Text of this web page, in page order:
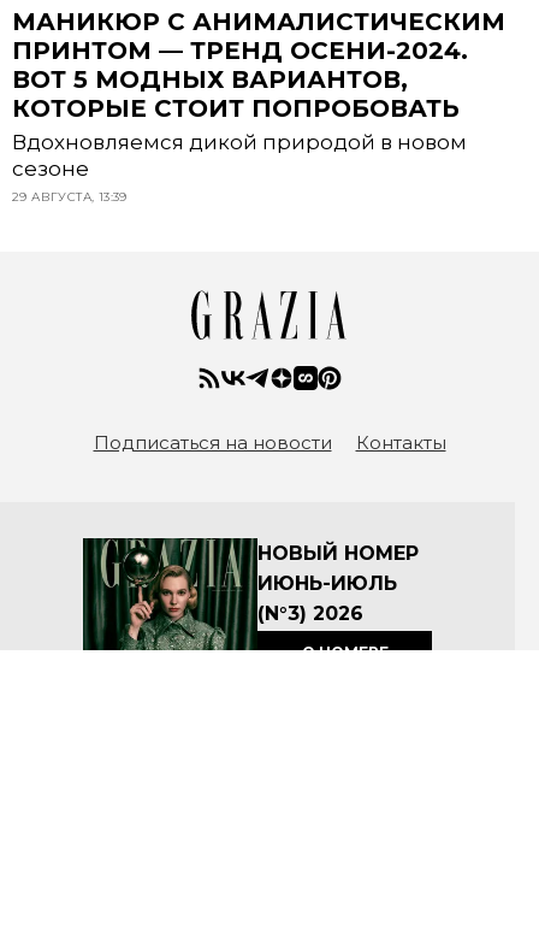
МАНИКЮР С АНИМАЛИСТИЧЕСКИМ
ПРИНТОМ — ТРЕНД ОСЕНИ-2024.
ВОТ 5 МОДНЫХ ВАРИАНТОВ,
КОТОРЫЕ СТОИТ ПОПРОБОВАТЬ
Вдохновляемся дикой природой в новом
сезоне
29 АВГУСТА, 13:39
Подписаться на новости Контакты
НОВЫЙ НОМЕР
ИЮНЬ-ИЮЛЬ
(N°3) 2026
О НОМЕРЕ